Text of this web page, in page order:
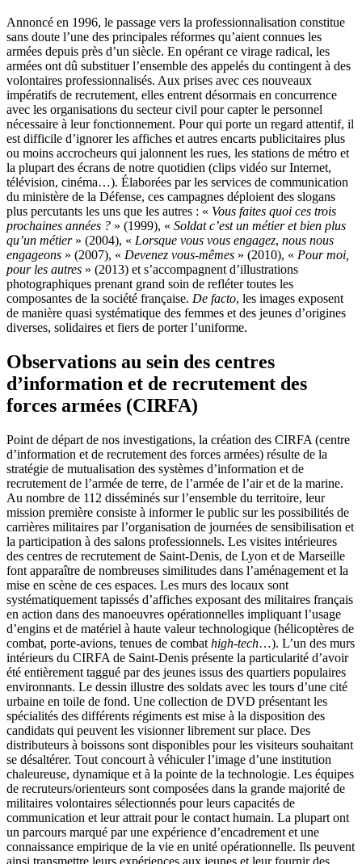
Annoncé en 1996, le passage vers la professionnalisation constitue
sans doute l’une des principales réformes qu’aient connues les
armées depuis près d’un siècle. En opérant ce virage radical, les
armées ont dû substituer l’ensemble des appelés du contingent à des
volontaires professionnalisés. Aux prises avec ces nouveaux
impératifs de recrutement, elles entrent désormais en concurrence
avec les organisations du secteur civil pour capter le personnel
nécessaire à leur fonctionnement. Pour qui porte un regard attentif, il
est difficile d’ignorer les affiches et autres encarts publicitaires plus
ou moins accrocheurs qui jalonnent les rues, les stations de métro et
la plupart des écrans de notre quotidien (clips vidéo sur Internet,
télévision, cinéma…). Élaborées par les services de communication
du ministère de la Défense, ces campagnes déploient des slogans
plus percutants les uns que les autres : « Vous faites quoi ces trois
prochaines années ? » (1999), « Soldat c’est un métier et bien plus
qu’un métier» (2004), « Lorsque vous vous engagez, nous nous
engageons » (2007), « Devenez vous-mêmes » (2010), « Pour moi,
pour les autres » (2013) et s’accompagnent d’illustrations
photographiques prenant grand soin de refléter toutes les
composantes de la société française. De facto, les images exposent
de manière quasi systématique des femmes et des jeunes d’origines
diverses, solidaires et fiers de porter l’uniforme.
Observations au sein des centres
d’information et de recrutement des
forces armées (CIRFA)
Point de départ de nos investigations, la création des CIRFA (centre
d’information et de recrutement des forces armées) résulte de la
stratégie de mutualisation des systèmes d’information et de
recrutement de l’armée de terre, de l’armée de l’air et de la marine.
Au nombre de 112 disséminés sur l’ensemble du territoire, leur
mission première consiste à informer le public sur les possibilités de
carrières militaires par l’organisation de journées de sensibilisation et
la participation à des salons professionnels. Les visites intérieures
des centres de recrutement de Saint-Denis, de Lyon et de Marseille
font apparaître de nombreuses similitudes dans l’aménagement et la
mise en scène de ces espaces. Les murs des locaux sont
systématiquement tapissés d’affiches exposant des militaires français
en action dans des manoeuvres opérationnelles impliquant l’usage
d’engins et de matériel à haute valeur technologique (hélicoptères de
combat, porte-avions, tenues de combat high-tech…). L’un des murs
intérieurs du CIRFA de Saint-Denis présente la particularité d’avoir
été entièrement taggué par des jeunes issus des quartiers populaires
environnants. Le dessin illustre des soldats avec les tours d’une cité
urbaine en toile de fond. Une collection de DVD présentant les
spécialités des différents régiments est mise à la disposition des
candidats qui peuvent les visionner librement sur place. Des
distributeurs à boissons sont disponibles pour les visiteurs souhaitant
se désaltérer. Tout concourt à véhiculer l’image d’une institution
chaleureuse, dynamique et à la pointe de la technologie. Les équipes
de recruteurs/orienteurs sont composées dans la grande majorité de
militaires volontaires sélectionnés pour leurs capacités de
communication et leur attrait pour le contact humain. La plupart ont
un parcours marqué par une expérience d’encadrement et une
connaissance empirique de la vie en unité opérationnelle. Ils peuvent
ainsi transmettre leurs expériences aux jeunes et leur fournir des